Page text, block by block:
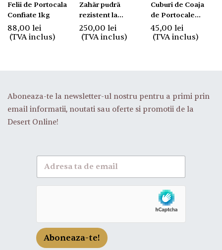
Felii de Portocala
Confiate 1kg
88,00 lei
(TVA inclus)
Zahăr pudră
rezistent la
umiditate pentru
decor 10 kg.
250,00 lei
(TVA inclus)
Cuburi de Coaja
de Portocale
Confiate 1kg
45,00lei
(TVA inclus)
Aboneaza-te la newsletter-ul nostru pentru a primi prin
email informatii, noutati sau oferte si promotii de la
Desert Online!
A
o
n
a
-
t
Aboneaza-te!